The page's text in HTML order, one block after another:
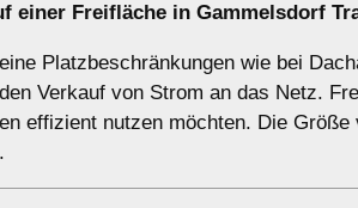
einer Freifläche in Gammelsdorf
Platzbeschränkungen wie bei
Verkauf von Strom an das Netz.
effizient nutzen möchten. Die